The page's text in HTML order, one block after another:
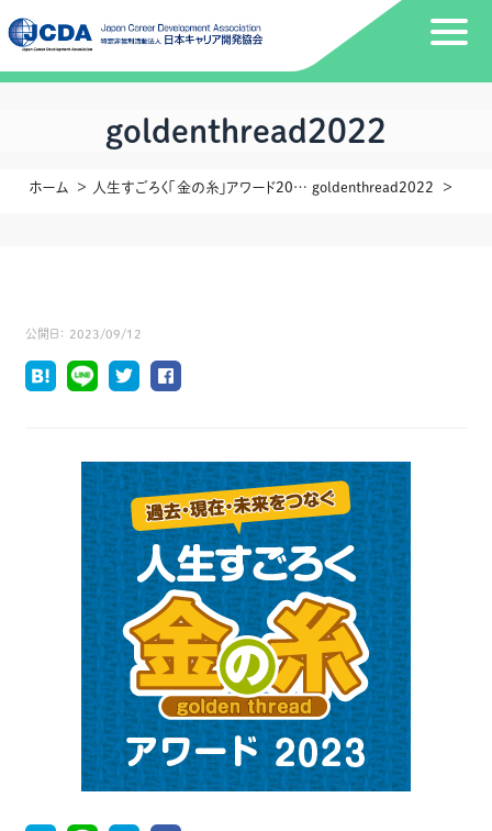
goldenthread2022
ホーム 人生すごろく「金の糸」アワード2023 goldenthread2022
公開日： 2023/09/12